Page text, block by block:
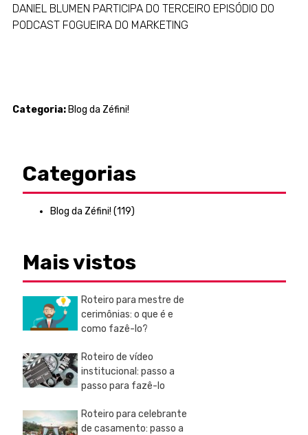
DANIEL BLUMEN PARTICIPA DO TERCEIRO EPISÓDIO DO
PODCAST FOGUEIRA DO MARKETING
Categoria: Blog da Zéfini!
Categorias
Blog da Zéfini! (119)
Mais vistos
Roteiro para mestre de
cerimônias: o que é e
como fazê-lo?
Roteiro de vídeo
institucional: passo a
passo para fazê-lo
Roteiro para celebrante
de casamento: passo a